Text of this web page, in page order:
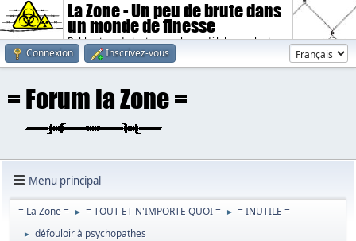
La Zone - Un peu de brute dans
un monde de finesse
Publication de textes sombres, débiles, violents.
Connexion
Inscrivez-vous
Menu principal
= La Zone = ► = TOUT ET N'IMPORTE QUOI = ► = INUTILE =
► défouloir à psychopathes